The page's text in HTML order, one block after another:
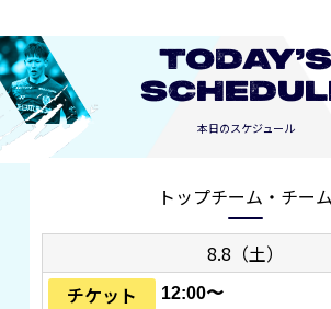
TODAY’S
本日のスケジュール
トップチーム・チーム
8.8（土）
チケット
12:00〜